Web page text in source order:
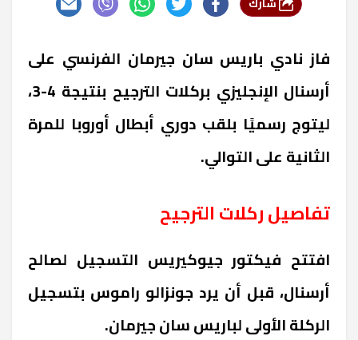
فاز نادي باريس سان جيرمان الفرنسي على
أرسنال الإنجليزي بركلات الترجيح بنتيجة 4-3،
ليتوج رسميًا بلقب دوري أبطال أوروبا للمرة
الثانية على التوالي.
تفاصيل ركلات الترجيح
افتتح فيكتور جيوكيريس التسجيل لصالح
أرسنال، قبل أن يرد جونزالو راموس بتسجيل
الركلة الأولى لباريس سان جيرمان.